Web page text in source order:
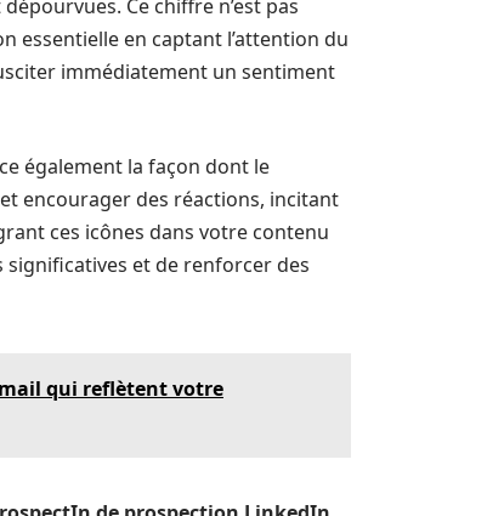
Ce chiffre n’est pas
essentielle en captant l’attention du
immédiatement un sentiment
également la façon dont le
encourager des réactions, incitant
ces icônes dans votre contenu
significatives et de renforcer des
qui reflètent votre